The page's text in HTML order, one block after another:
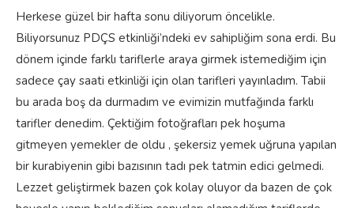
Herkese güzel bir hafta sonu diliyorum öncelikle.
Biliyorsunuz PDÇS etkinliği’ndeki ev sahipliğim sona erdi. Bu
dönem içinde farklı tariflerle araya girmek istemediğim için
sadece çay saati etkinliği için olan tarifleri yayınladım. Tabii
bu arada boş da durmadım ve evimizin mutfağında farklı
tarifler denedim. Çektiğim fotoğrafları pek hoşuma
gitmeyen yemekler de oldu , şekersiz yemek uğruna yapılan
bir kurabiyenin gibi bazısının tadı pek tatmin edici gelmedi.
Lezzet geliştirmek bazen çok kolay oluyor da bazen de çok